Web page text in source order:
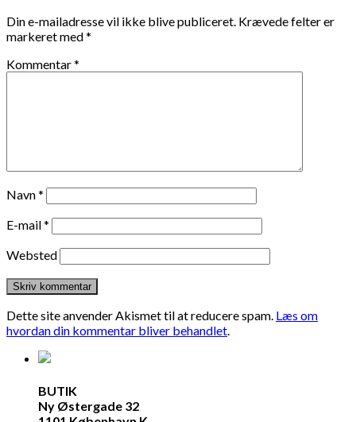
Din e-mailadresse vil ikke blive publiceret. Krævede felter er
markeret med*
Kommentar*
Navn*
E-mail*
Websted
Dette site anvender Akismet til at reducere spam. Læs om
hvordan din kommentar bliver behandlet.
BUTIK
Ny Østergade 32